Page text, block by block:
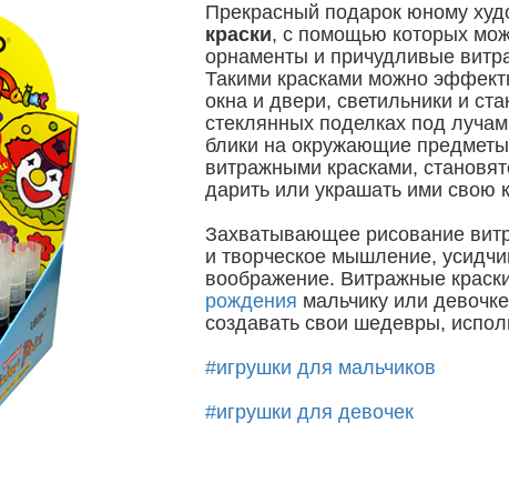
Прекрасный подарок юному
краски, с помощью которых
орнаменты и причудливые
Такими красками можно
окна и двери, светильники и
стеклянных поделках под
блики на окружающие
витражными красками,
дарить или украшать ими свою
Захватывающее рисование
и творческое мышление,
воображение. Витражные
рождения мальчику или
создавать свои шедевры,
#игрушки для мальчиков
#игрушки для девочек